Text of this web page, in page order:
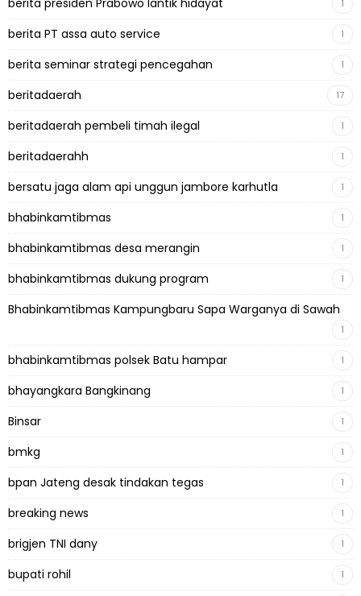
berita presiden Prabowo lantik hidayat 1
berita PT assa auto service 1
berita seminar strategi pencegahan 1
beritadaerah 17
beritadaerah pembeli timah ilegal 1
beritadaerahh 1
bersatu jaga alam api unggun jambore karhutla 1
bhabinkamtibmas 1
bhabinkamtibmas desa merangin 1
bhabinkamtibmas dukung program 1
Bhabinkamtibmas Kampungbaru Sapa Warganya di Sawah
1
bhabinkamtibmas polsek Batu hampar 1
bhayangkara Bangkinang 1
Binsar 1
bmkg 1
bpan Jateng desak tindakan tegas 1
breaking news 1
brigjen TNI dany 1
bupati rohil 1